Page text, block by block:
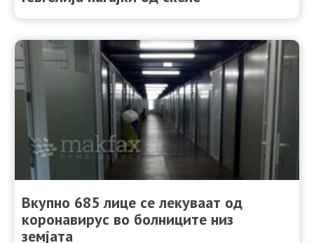
Вкупно 685 лице се лекуваат од
коронавирус во болниците низ
земјата